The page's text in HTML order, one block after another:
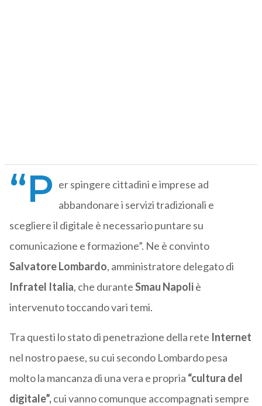
“P er spingere cittadini e imprese ad
abbandonare i servizi tradizionali e
scegliere il digitale è necessario puntare su
comunicazione e formazione”. Ne è convinto
SalvatoreLombardo, amministratore delegato di
Infratel Italia, che duranteSmau Napoliè
intervenuto toccando vari temi.
Tra questi lo stato di penetrazione della rete Internet
nel nostro paese, su cui secondo Lombardo pesa
molto la mancanza di una vera e propria “cultura del
digitale”,cui vanno comunque accompagnati sempre